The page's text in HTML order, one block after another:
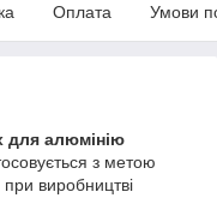
Оплата Умови
для алюмінію
з метою
виробництві